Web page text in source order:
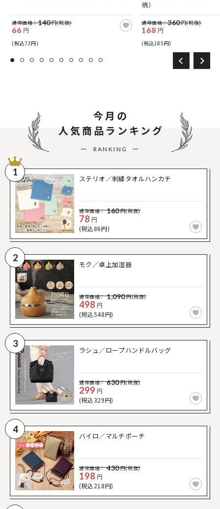
通常価格：140円(税抜)
66 円
(税込73円)
柄）
通常価格：360円(税抜)
168 円
(税込185円)
今月の
人気商品ランキング
RANKING
1
ステリオ／刺繍タオルハンカチ
通常価格： 160円(税抜)
78 円
(税込86円)
2
モク／卓上加湿器
通常価格： 1,090円(税抜)
498 円
(税込548円)
3
ラシュ／ロープハンドルバッグ
通常価格： 630円(税抜)
299 円
(税込329円)
4
バイロ／マルチポーチ
通常価格： 430円(税抜)
198 円
(税込218円)